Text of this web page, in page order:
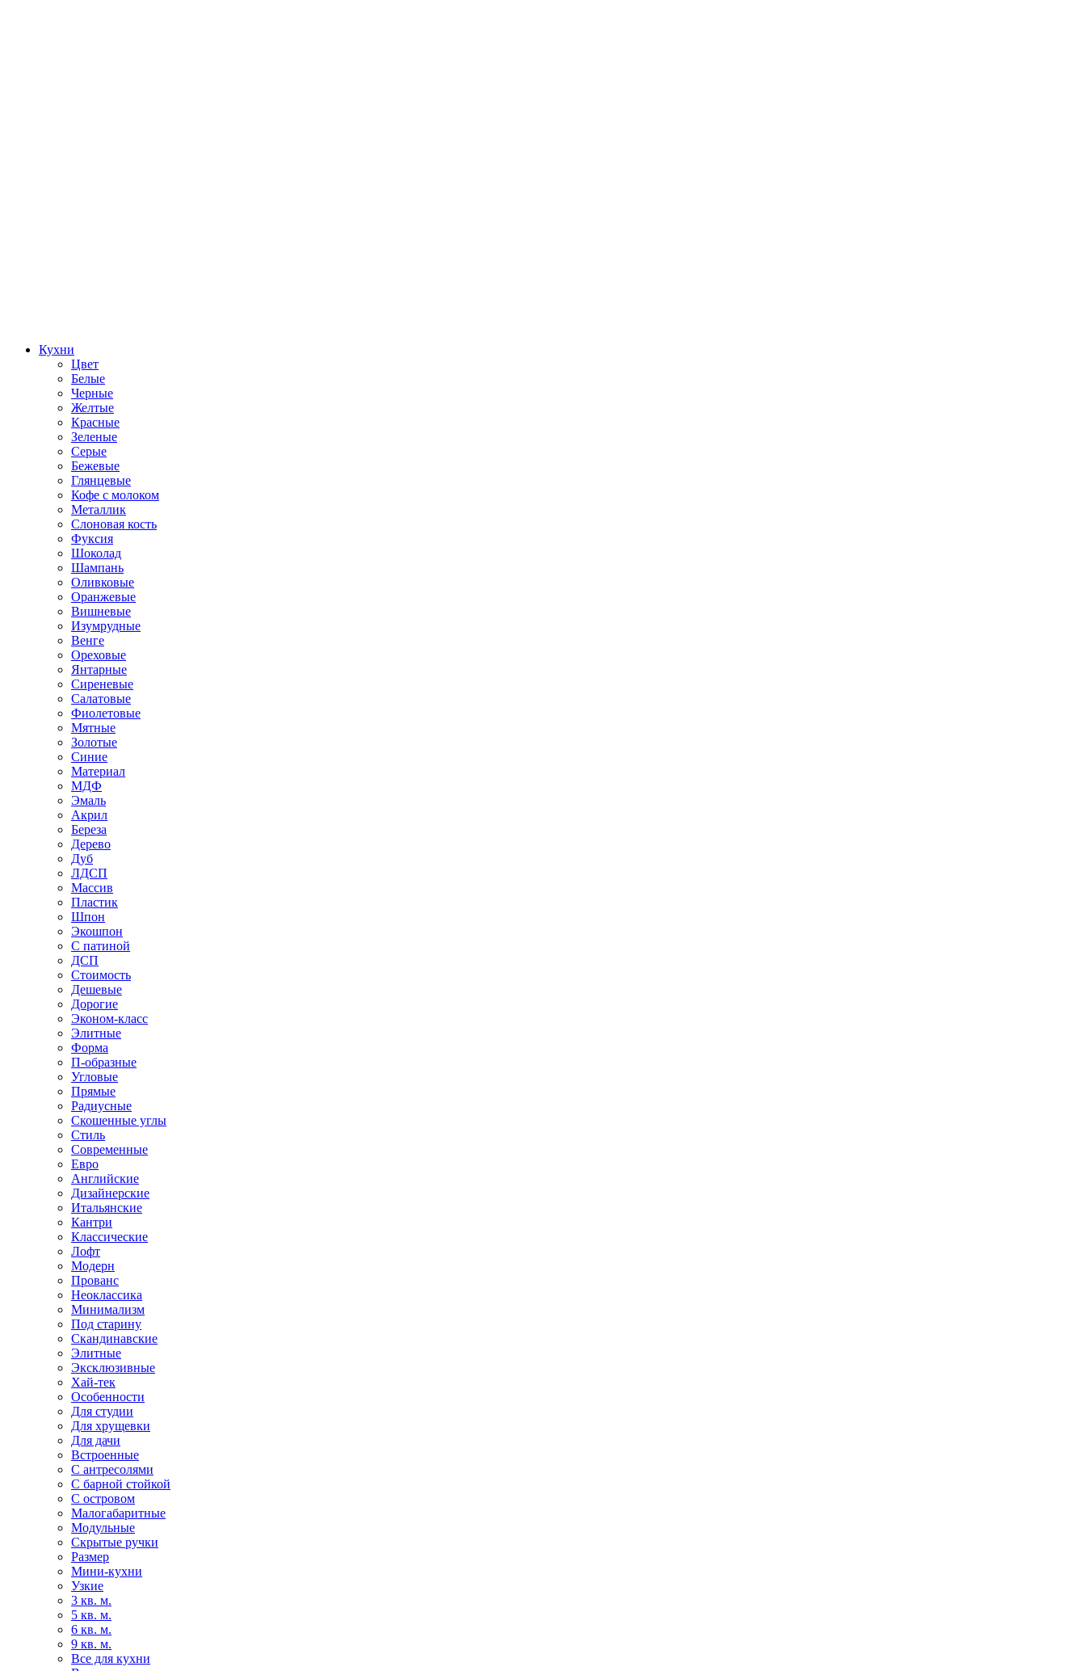
Кухни
Цвет
Белые
Черные
Желтые
Красные
Зеленые
Серые
Бежевые
Глянцевые
Кофе с молоком
Металлик
Слоновая кость
Фуксия
Шоколад
Шампань
Оливковые
Оранжевые
Вишневые
Изумрудные
Венге
Ореховые
Янтарные
Сиреневые
Салатовые
Фиолетовые
Мятные
Золотые
Синие
Материал
МДФ
Эмаль
Акрил
Береза
Дерево
Дуб
ЛДСП
Массив
Пластик
Шпон
Экошпон
С патиной
ДСП
Стоимость
Дешевые
Дорогие
Эконом-класс
Элитные
Форма
П-образные
Угловые
Прямые
Радиусные
Скошенные углы
Стиль
Современные
Евро
Английские
Дизайнерские
Итальянские
Кантри
Классические
Лофт
Модерн
Прованс
Неоклассика
Минимализм
Под старину
Скандинавские
Элитные
Эксклюзивные
Хай-тек
Особенности
Для студии
Для хрущевки
Для дачи
Встроенные
С антресолями
С барной стойкой
С островом
Малогабаритные
Модульные
Скрытые ручки
Размер
Мини-кухни
Узкие
3 кв. м.
5 кв. м.
6 кв. м.
9 кв. м.
Все для кухни